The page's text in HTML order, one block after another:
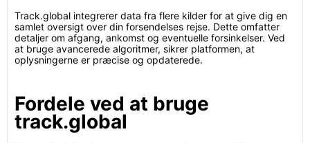
Track.global integrerer data fra flere kilder for at give dig en
samlet oversigt over din forsendelses rejse. Dette omfatter
detaljer om afgang, ankomst og eventuelle forsinkelser. Ved
at bruge avancerede algoritmer, sikrer platformen, at
oplysningerne er præcise og opdaterede.
Fordele ved at bruge
track.global